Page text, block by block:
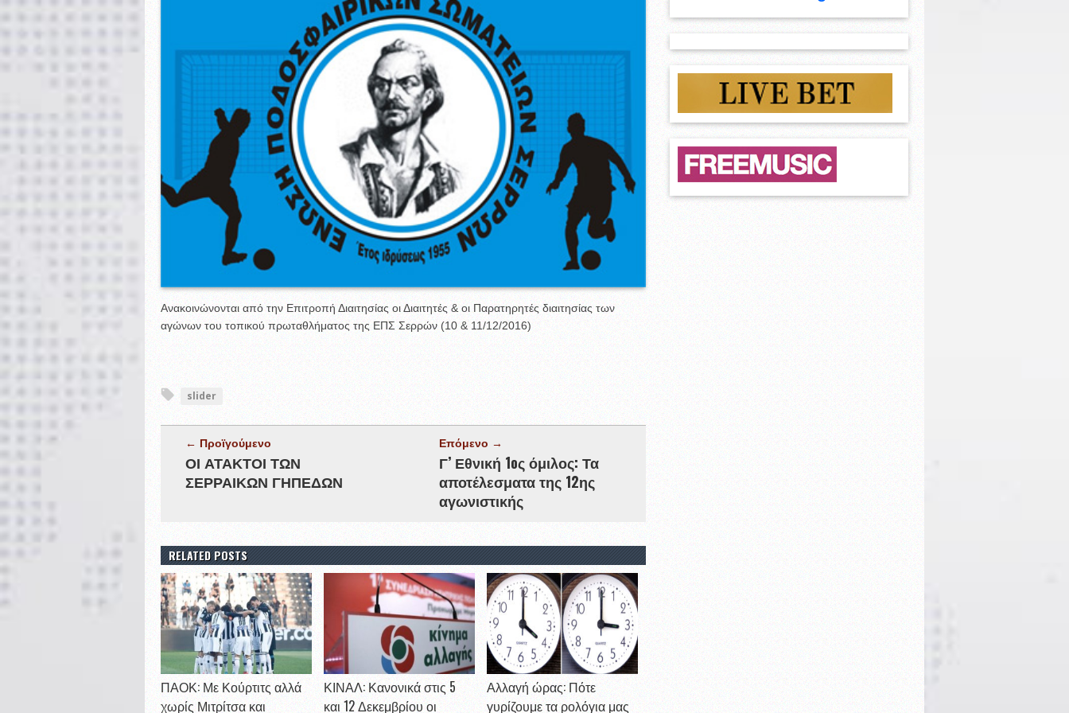
Ανακοινώνονται από την Επιτροπή Διαιτησίας οι Διαιτητές & οι Παρατηρητές διαιτησίας των
αγώνων του τοπικού πρωταθλήματος της ΕΠΣ Σερρών (10 & 11/12/2016)
slider
← Προϊγούμενο
ΟΙ ΑΤΑΚΤΟΙ ΤΩΝ
ΣΕΡΡΑΙΚΩΝ ΓΗΠΕΔΩΝ
Επόμενο →
Γ’ Εθνική 1oς όμιλος: Τα
αποτέλεσματα της 12ης
αγωνιστικής
RELATED POSTS
ΠΑΟΚ: Με Κούρτιτς αλλά
χωρίς Μιτρίτσα και
ΚΙΝΑΛ: Κανονικά στις 5
και 12 Δεκεμβρίου οι
Αλλαγή ώρας: Πότε
γυρίζουμε τα ρολόγια μας